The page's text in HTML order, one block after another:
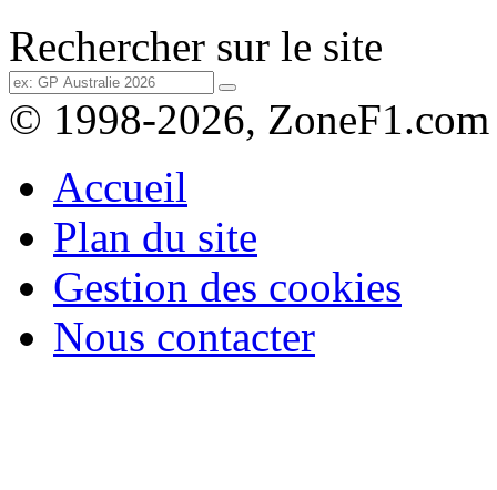
Rechercher sur le site
© 1998-2026, ZoneF1.com
Accueil
Plan du site
Gestion des cookies
Nous contacter